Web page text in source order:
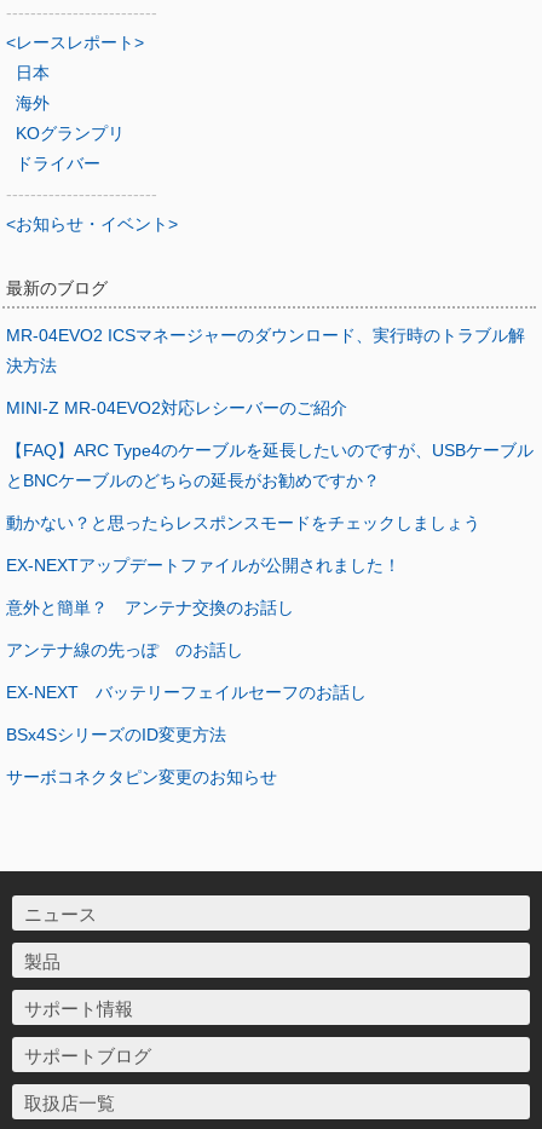
-------------------------
<レースレポート>
日本
海外
KOグランプリ
ドライバー
-------------------------
<お知らせ・イベント>
最新のブログ
MR-04EVO2 ICSマネージャーのダウンロード、実行時のトラブル解
決方法
MINI-Z MR-04EVO2対応レシーバーのご紹介
【FAQ】ARC Type4のケーブルを延長したいのですが、USBケーブル
とBNCケーブルのどちらの延長がお勧めですか？
動かない？と思ったらレスポンスモードをチェックしましょう
EX-NEXTアップデートファイルが公開されました！
意外と簡単？ アンテナ交換のお話し
アンテナ線の先っぽ のお話し
EX-NEXT バッテリーフェイルセーフのお話し
BSx4SシリーズのID変更方法
サーボコネクタピン変更のお知らせ
ニュース
製品
サポート情報
サポートブログ
取扱店一覧